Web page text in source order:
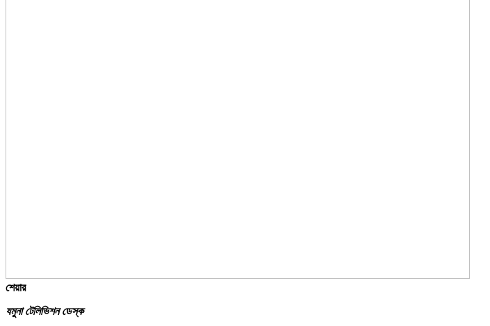
শেয়ার
যমুনা টেলিভিশন ডেস্ক